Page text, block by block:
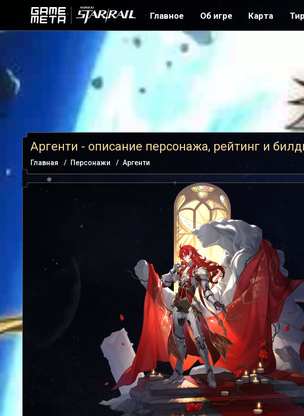
Главное Об игре Карта
Аргенти - описание персонажа, рейтинг и
Главная Персонажи Аргенти